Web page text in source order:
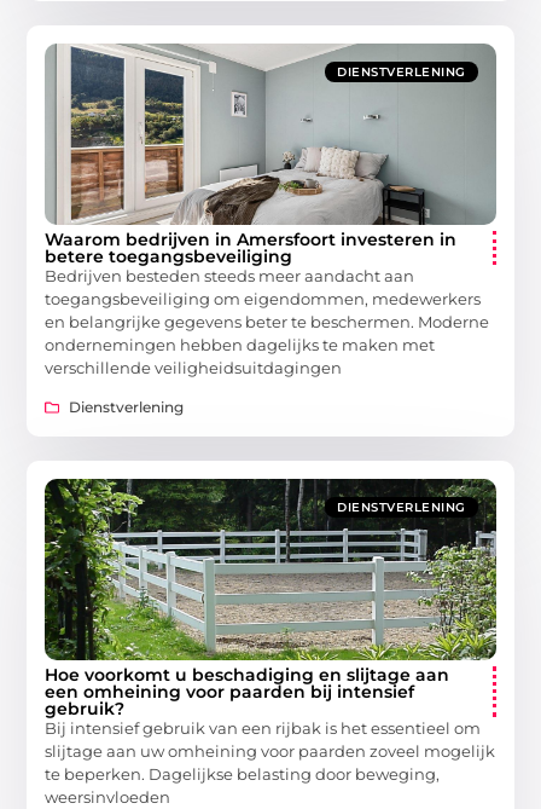
DIENSTVERLENING
Waarom bedrijven in Amersfoort investeren in
betere toegangsbeveiliging
Bedrijven besteden steeds meer aandacht aan
toegangsbeveiliging om eigendommen, medewerkers
en belangrijke gegevens beter te beschermen. Moderne
ondernemingen hebben dagelijks te maken met
verschillende veiligheidsuitdagingen
Dienstverlening
DIENSTVERLENING
Hoe voorkomt u beschadiging en slijtage aan
een omheining voor paarden bij intensief
gebruik?
Bij intensief gebruik van een rijbak is het essentieel om
slijtage aan uw omheining voor paarden zoveel mogelijk
te beperken. Dagelijkse belasting door beweging,
weersinvloeden